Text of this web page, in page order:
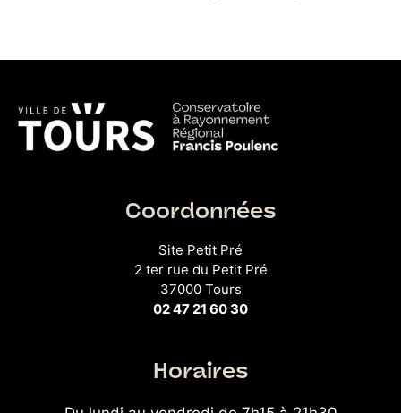
Coordonnées
Site Petit Pré
2 ter rue du Petit Pré
37000 Tours
02 47 21 60 30
Horaires